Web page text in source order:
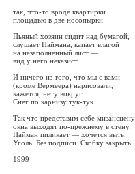
так, что-то вроде квартирки
площадью в две носопырки.
Пьяный хозяин сидит над бумагой,
слушает Наймана, капает влагой
на незаполненный лист —
вид у него неказист.
И ничего из того, что мы с вами
(кроме Вермеера) нарисовали,
кажется, нету вокруг.
Снег по карнизу тук-тук.
Так что представим себе
окна выходят по-прежнему в стену.
Найман пиликает — хочется выть.
Уголь. Без подписи. Скобку закрыть.
1999